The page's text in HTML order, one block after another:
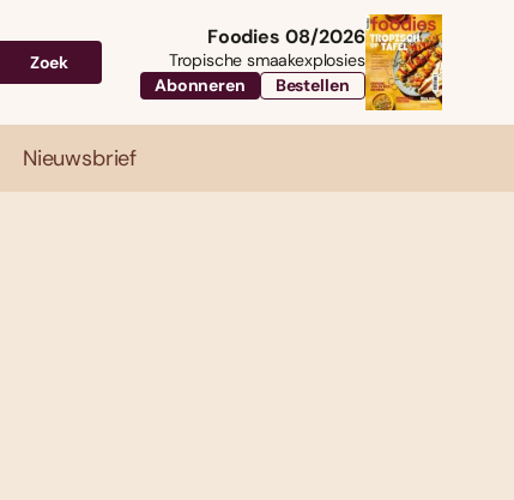
Zoek
Foodies 08/2026
Tropische smaakexplosies
Abonneren
Bestellen
Nieuwsbrief